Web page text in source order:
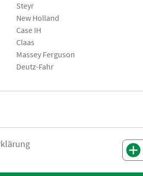
Steyr
New Holland
Case IH
Claas
Massey Ferguson
Deutz-Fahr